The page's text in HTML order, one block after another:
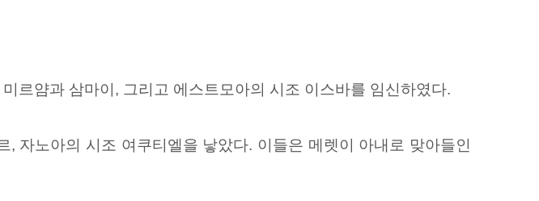
미르얌과 삼마이, 그리고 에스트모아의 시조 이스바를 임신하였다.
자노아의 시조 여쿠티엘을 낳았다. 이들은 메렛이 아내로 맞아들인